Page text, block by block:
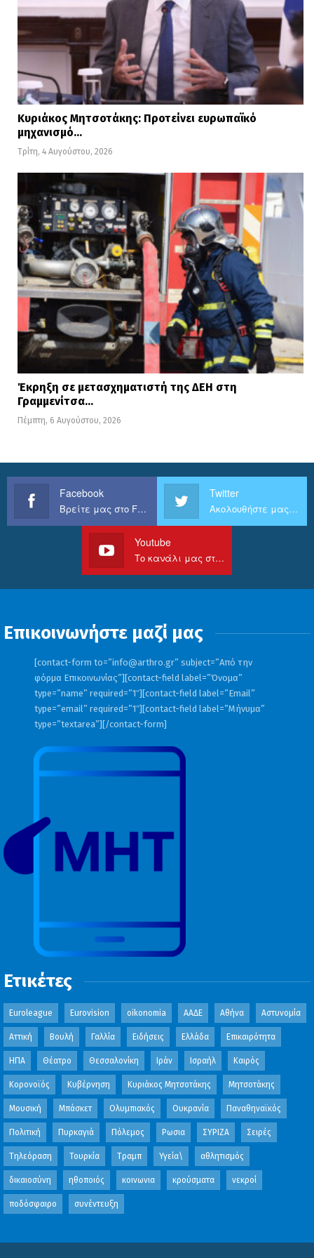
Κυριάκος Μητσοτάκης: Προτείνει ευρωπαϊκό
μηχανισμό…
Τρίτη, 4 Αυγούστου, 2026
Έκρηξη σε μετασχηματιστή της ΔΕΗ στη
Γραμμενίτσα…
Πέμπτη, 6 Αυγούστου, 2026
Facebook
Βρείτε μας στο Facebook
Twitter
Ακολουθήστε μας στο Twitter
Youtube
Το κανάλι μας στο Youtube
Επικοινωνήστε μαζί μας
[contact-form to=”info@arthro.gr” subject=”Από την
φόρμα Επικοινωνίας”][contact-field label=”Όνομα”
type=”name” required=”1″][contact-field label=”Email”
type=”email” required=”1″][contact-field label=”Μήνυμα”
type=”textarea”][/contact-form]
Ετικέτες
Euroleague Eurovision oikonomia ΑΑΔΕ Αθήνα Αστυνομία
Αττική Βουλή Γαλλία Ειδήσεις Ελλάδα Επικαιρότητα
ΗΠΑ Θέατρο Θεσσαλονίκη Ιράν Ισραήλ Καιρός
Κορονοϊός Κυβέρνηση Κυριάκος Μητσοτάκης Μητσοτάκης
Μουσική Μπάσκετ Ολυμπιακός Ουκρανία Παναθηναϊκός
Πολιτική Πυρκαγιά Πόλεμος Ρωσια ΣΥΡΙΖΑ Σειρές
Τηλεόραση Τουρκία Τραμπ Υγεία\ αθλητισμός
δικαιοσύνη ηθοποιός κοινωνια κρούσματα νεκροί
ποδόσφαιρο συνέντευξη